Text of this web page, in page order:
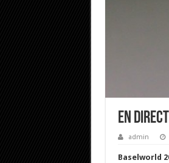
En
admin
Baselworld